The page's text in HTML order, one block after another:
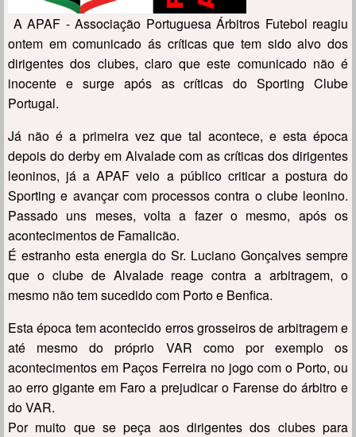
A APAF - Associação Portuguesa Árbitros Futebol reagiu
ontem em comunicado ás críticas que tem sido alvo dos
dirigentes dos clubes, claro que este comunicado não é
inocente e surge após as críticas do Sporting Clube
Portugal.
Já não é a primeira vez que tal acontece, e esta época
depois do derby em Alvalade com as críticas dos dirigentes
leoninos, já a APAF veio a público criticar a postura do
Sporting e avançar com processos contra o clube leonino.
Passado uns meses, volta a fazer o mesmo, após os
acontecimentos de Famalicão.
É estranho esta energia do Sr. Luciano Gonçalves sempre
que o clube de Alvalade reage contra a arbitragem, o
mesmo não tem sucedido com Porto e Benfica.
Esta época tem acontecido erros grosseiros de arbitragem e
até mesmo do próprio VAR como por exemplo os
acontecimentos em Paços Ferreira no jogo com o Porto, ou
ao erro gigante em Faro a prejudicar o Farense do árbitro e
do VAR.
Por muito que se peça aos dirigentes dos clubes para